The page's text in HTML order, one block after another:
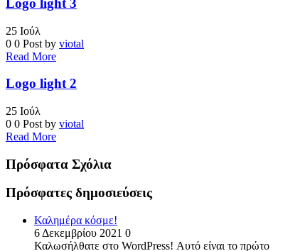
Logo light 3
25 Ιούλ
0 0 Post by viotal
Read More
Logo light 2
25 Ιούλ
0 0 Post by viotal
Read More
Πρόσφατα Σχόλια
Πρόσφατες δημοσιεύσεις
Καλημέρα κόσμε!
6 Δεκεμβρίου 2021 0
Καλωσήλθατε στο WordPress! Αυτό είναι το πρώτο